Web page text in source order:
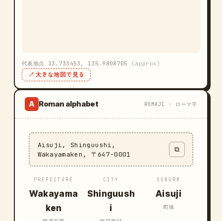
代表地点 33.733453, 135.9808705 (approx)
↗ 大きな地図で見る
A Roman alphabet ROMAJI · ローマ字
Aisuji, Shinguushi,
Wakayamaken, 〒647-0001
⧉
PREFECTURE
Wakayama
ken
CITY
Shinguush
i
SUBURB
Aisuji
町域